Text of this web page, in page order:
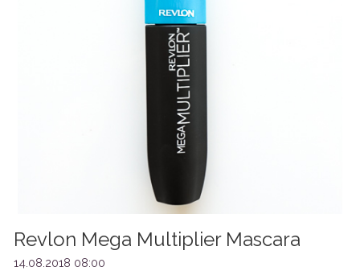
Revlon Mega Multiplier Mascara
14.08.2018 08:00